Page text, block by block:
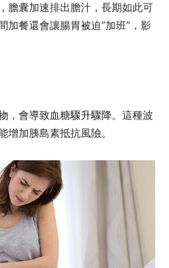
膽囊加速排出膽汁，長期如此可
加餐還會讓腸胃被迫”加班”，影
，會導致血糖驟升驟降。這種波
增加胰島素抵抗風險。